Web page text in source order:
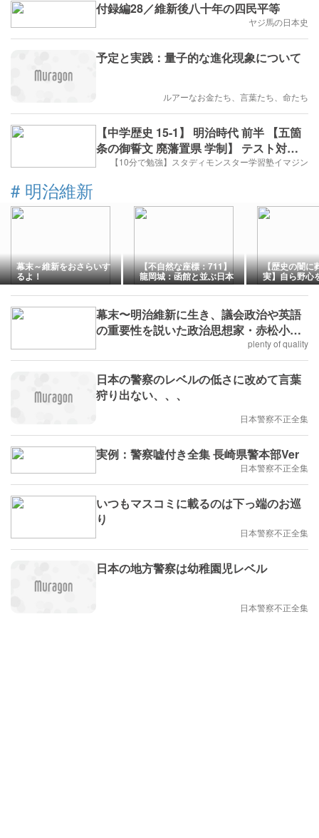
付録編28／維新後八十年の四民平等
ヤジ馬の日本史
予定と実践：量子的な進化現象について
ルアーなお金たち、言葉たち、命たち
【中学歴史 15-1】 明治時代 前半 【五箇
条の御誓文 廃藩置県 学制】 テスト対策
受験対策
【10分で勉強】スタディモンスター学習塾イマジン
# 明治維新
幕末～維新をおさらいす
るよ！
【不自然な座標：711】
龍岡城：函館と並ぶ日本
に二つだけの星形要塞、
もう一つの五稜郭に隠さ
れた未完の歴史
【歴史の闇に
実】自ら野心
利本家の存続
捧げた「小早
幕末〜明治維新に生き、議会政治や英語
の重要性を説いた政治思想家・赤松小三
plenty of quality
日本の警察のレベルの低さに改めて言葉
狩り出ない、、、
日本警察不正全集
実例：警察嘘付き全集 長崎県警本部Ver
日本警察不正全集
いつもマスコミに載るのは下っ端のお巡
り
日本警察不正全集
日本の地方警察は幼稚園児レベル
日本警察不正全集